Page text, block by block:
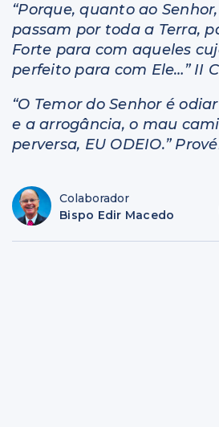
“Porque, quanto ao
passam por toda a Terra,
Forte para com aqueles
perfeito para com Ele…” II
“O Temor do Senhor é
e a arrogância, o mau
perversa, EU ODEIO.”
Colaborador
Bispo Edir Macedo